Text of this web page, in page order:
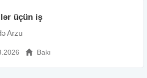
üçün iş
Arzu
Bakı